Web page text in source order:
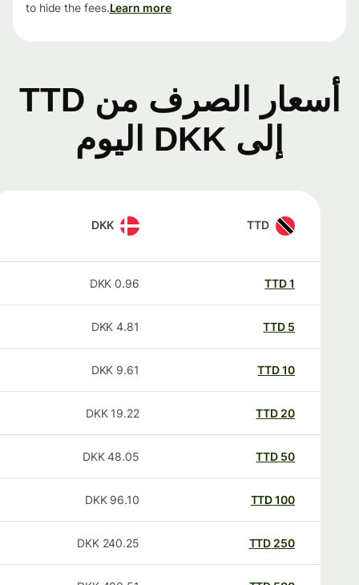
to hide the fees.Learn more
أسعار الصرف من TTD
إلى DKK اليوم
TTD
DKK
TTD
0.96
DKK
TTD
4.81
DKK
TTD
9.61
DKK
20
TTD
19.22
DKK
50
TTD
48.05
DKK
100
TTD
96.10
DKK
250
TTD
240.25
DKK